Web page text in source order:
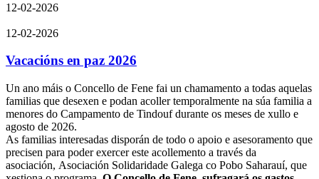
12-02-2026
12-02-2026
Vacacións en paz 2026
Un ano máis o Concello de Fene fai un chamamento a todas aquelas
familias que desexen e podan acoller temporalmente na súa familia a
menores do Campamento de Tindouf durante os meses de xullo e
agosto de 2026.
As familias interesadas disporán de todo o apoio e asesoramento que
precisen para poder exercer este acollemento a través da
asociación, Asociación Solidaridade Galega co Pobo Saharauí, que